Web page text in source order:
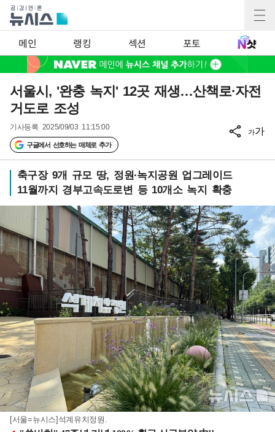
메인 랭킹 섹션 포토
서울시, '완충 녹지' 12곳 재생…산책로·자전
거도로 조성
기사등록 2025/09/03 11:15:00
구글에서 선호하는 매체로 추가
가가
축구장 9개 규모 땅, 정원·녹지공원 업그레이드
11월까지 경부고속도로변 등 10개소 녹지 확충
[서울=뉴시스]석계유치정원.